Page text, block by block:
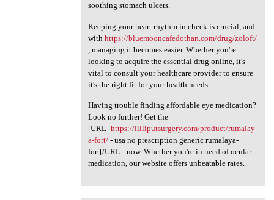
soothing stomach ulcers.
Keeping your heart rhythm in check is crucial, and
with https://bluemooncafedothan.com/drug/zoloft/
, managing it becomes easier. Whether you're
looking to acquire the essential drug online, it's
vital to consult your healthcare provider to ensure
it's the right fit for your health needs.
Having trouble finding affordable eye medication?
Look no further! Get the
[URL=https://lilliputsurgery.com/product/rumalay
a-fort/- usa no prescription generic rumalaya-
fort[/URL - now. Whether you're in need of ocular
medication, our website offers unbeatable rates.